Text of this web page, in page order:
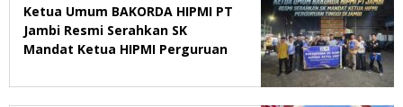
Ketua Umum BAKORDA HIPMI PT
Jambi Resmi Serahkan SK
Mandat Ketua HIPMI Perguruan